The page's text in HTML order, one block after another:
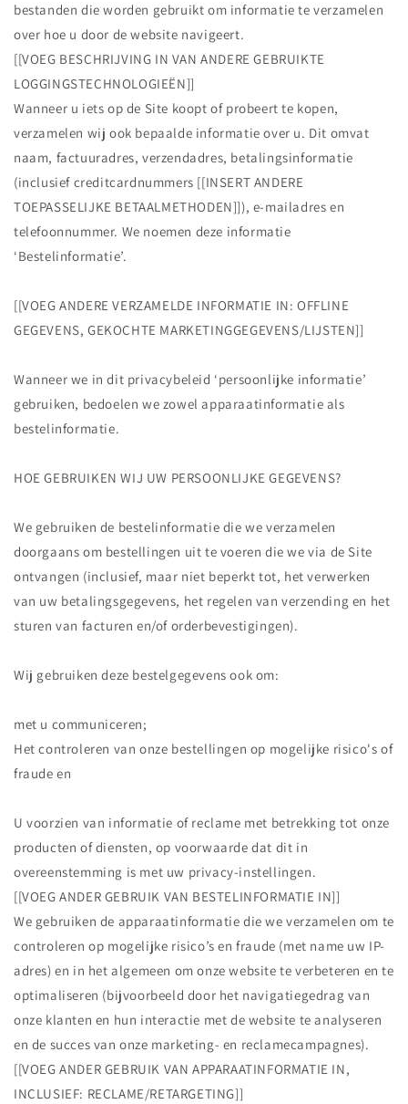
bestanden die worden gebruikt om informatie te verzamelen
over hoe u door de website navigeert.
[[VOEG BESCHRIJVING IN VAN ANDERE GEBRUIKTE
LOGGINGSTECHNOLOGIEËN]]
Wanneer u iets op de Site koopt of probeert te kopen,
verzamelen wij ook bepaalde informatie over u. Dit omvat
naam, factuuradres, verzendadres, betalingsinformatie
(inclusief creditcardnummers [[INSERT ANDERE
TOEPASSELIJKE BETAALMETHODEN]]), e-mailadres en
telefoonnummer. We noemen deze informatie
‘Bestelinformatie’.
[[VOEG ANDERE VERZAMELDE INFORMATIE IN: OFFLINE
GEGEVENS, GEKOCHTE MARKETINGGEGEVENS/LIJSTEN]]
Wanneer we in dit privacybeleid ‘persoonlijke informatie’
gebruiken, bedoelen we zowel apparaatinformatie als
bestelinformatie.
HOE GEBRUIKEN WIJ UW PERSOONLIJKE GEGEVENS?
We gebruiken de bestelinformatie die we verzamelen
doorgaans om bestellingen uit te voeren die we via de Site
ontvangen (inclusief, maar niet beperkt tot, het verwerken
van uw betalingsgegevens, het regelen van verzending en het
sturen van facturen en/of orderbevestigingen).
Wij gebruiken deze bestelgegevens ook om:
met u communiceren;
Het controleren van onze bestellingen op mogelijke risico's of
fraude en
U voorzien van informatie of reclame met betrekking tot onze
producten of diensten, op voorwaarde dat dit in
overeenstemming is met uw privacy-instellingen.
[[VOEG ANDER GEBRUIK VAN BESTELINFORMATIE IN]]
We gebruiken de apparaatinformatie die we verzamelen om te
controleren op mogelijke risico’s en fraude (met name uw IP-
adres) en in het algemeen om onze website te verbeteren en te
optimaliseren (bijvoorbeeld door het navigatiegedrag van
onze klanten en hun interactie met de website te analyseren
en de succes van onze marketing- en reclamecampagnes).
[[VOEG ANDER GEBRUIK VAN APPARAATINFORMATIE IN,
INCLUSIEF: RECLAME/RETARGETING]]